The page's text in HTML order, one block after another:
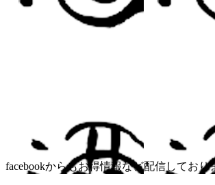
facebookからもお得情報など配信しており